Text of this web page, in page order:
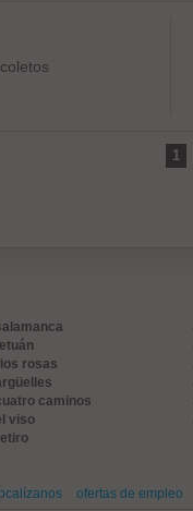
1
rosas
caminos
viso
ofertas de empleo